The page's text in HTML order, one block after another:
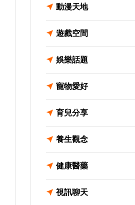
動漫天地
遊戲空間
娛樂話題
寵物愛好
育兒分享
養生觀念
健康醫藥
視訊聊天